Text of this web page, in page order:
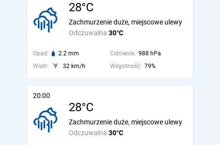
28°C
Odczuwalna 30°C
Zachmurzenie duże, miejscowe ulewy
Opad: 2.2 mm Ciśnienie: 988 hPa
Wiatr:
32 km/h Wilgotność: 79%
20:00
28°C
Odczuwalna 30°C
Zachmurzenie duże, miejscowe ulewy